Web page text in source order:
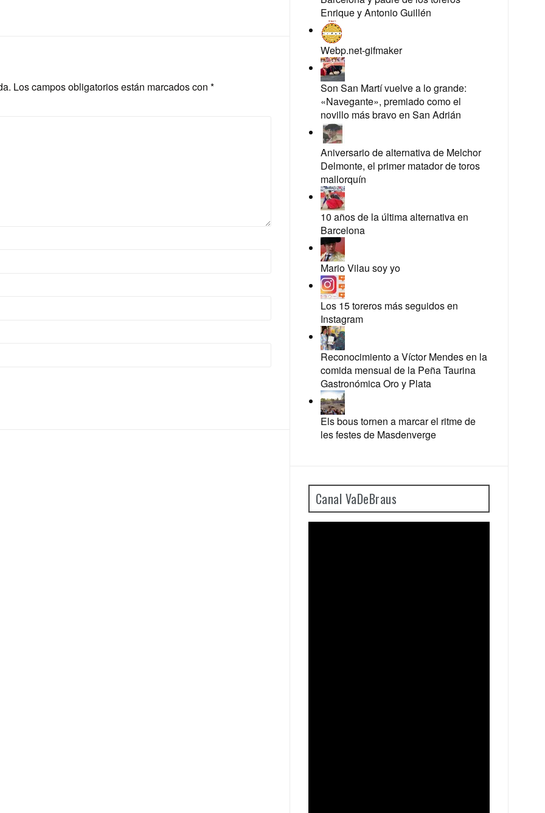
Los campos obligatorios están marcados con *
Enrique y Antonio Guillén
Webp.net-gifmaker
Son San Martí vuelve a lo grande:
«Navegante», premiado como el
novillo más bravo en San Adrián
Aniversario de alternativa de Melchor
Delmonte, el primer matador de toros
mallorquín
10 años de la última alternativa en
Barcelona
Mario Vilau soy yo
Los 15 toreros más seguidos en
Instagram
Reconocimiento a Víctor Mendes en la
comida mensual de la Peña Taurina
Gastronómica Oro y Plata
Els bous tornen a marcar el ritme de
les festes de Masdenverge
Canal VaDeBraus